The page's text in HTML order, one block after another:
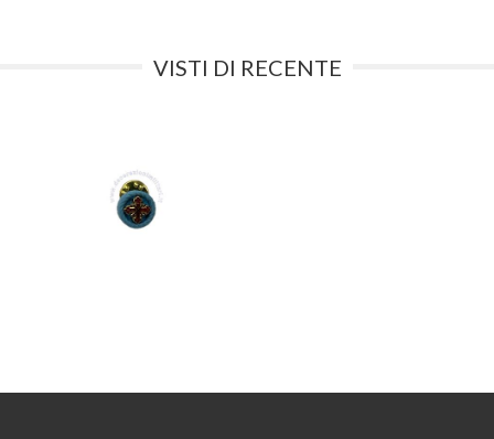
VISTI DI RECENTE